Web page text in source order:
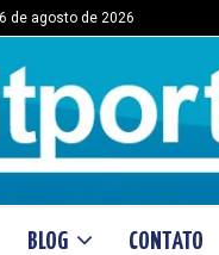
6 de agosto de 2026
BLOG CONTATO